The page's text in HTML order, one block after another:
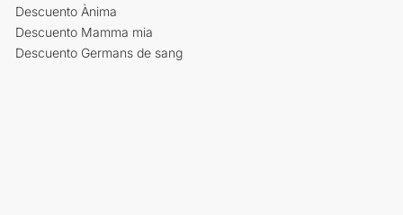
Descuento Ànima
Descuento Mamma mia
Descuento Germans de sang